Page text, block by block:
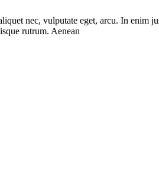
nec, vulputate eget, arcu. In enim
rutrum. Aenean